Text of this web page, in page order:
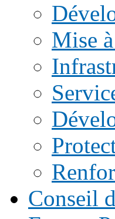
Mise
Conseil